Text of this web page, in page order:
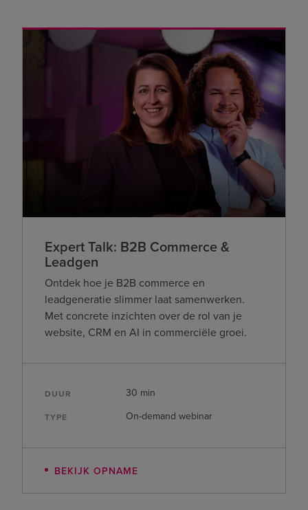
Expert Talk: B2B Commerce &
Leadgen
Ontdek hoe je B2B commerce en
leadgeneratie slimmer laat samenwerken.
Met concrete inzichten over de rol van je
website, CRM en AI in commerciële groei.
DUUR 30 min
TYPE On-demand webinar
BEKIJK OPNAME